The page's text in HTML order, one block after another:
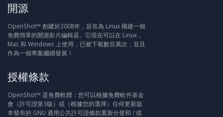
開源
OpenShot™ 創建於2008年，旨在為 Linux 構建一個
免費簡單的開源影片編輯器。它現在可以在 Linux，
Mac 和 Windows 上使用，已被下載數百萬次，並且
作為一個專案繼續發展！
授權條款
OpenShot™ 是免費軟體：您可以根據免費軟件基金
會（許可證第3版）或（根據您的選擇）任何更新版
本發布的 GNU 通用公共許可證條款重新分發和 / 或